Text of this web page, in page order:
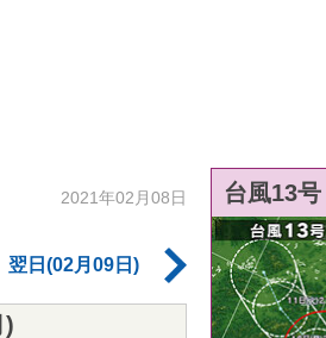
2021年02月08日
翌日(02月09日)
)
台風13号